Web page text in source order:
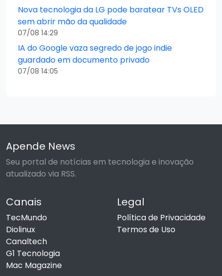
Nova tecnologia da LG pode baratear TVs OLED
sem abrir mão da qualidade
07/08 14:29
IA do Google vaza segredo de jogo indie
guardado em documento privado
07/08 14:05
Apende News
Seu portal de notícias em tecnologia e inovação
atualizado via RSS.
Canais
TecMundo
Diolinux
Canaltech
G1 Tecnologia
Mac Magazine
Legal
Política de Privacidade
Termos de Uso